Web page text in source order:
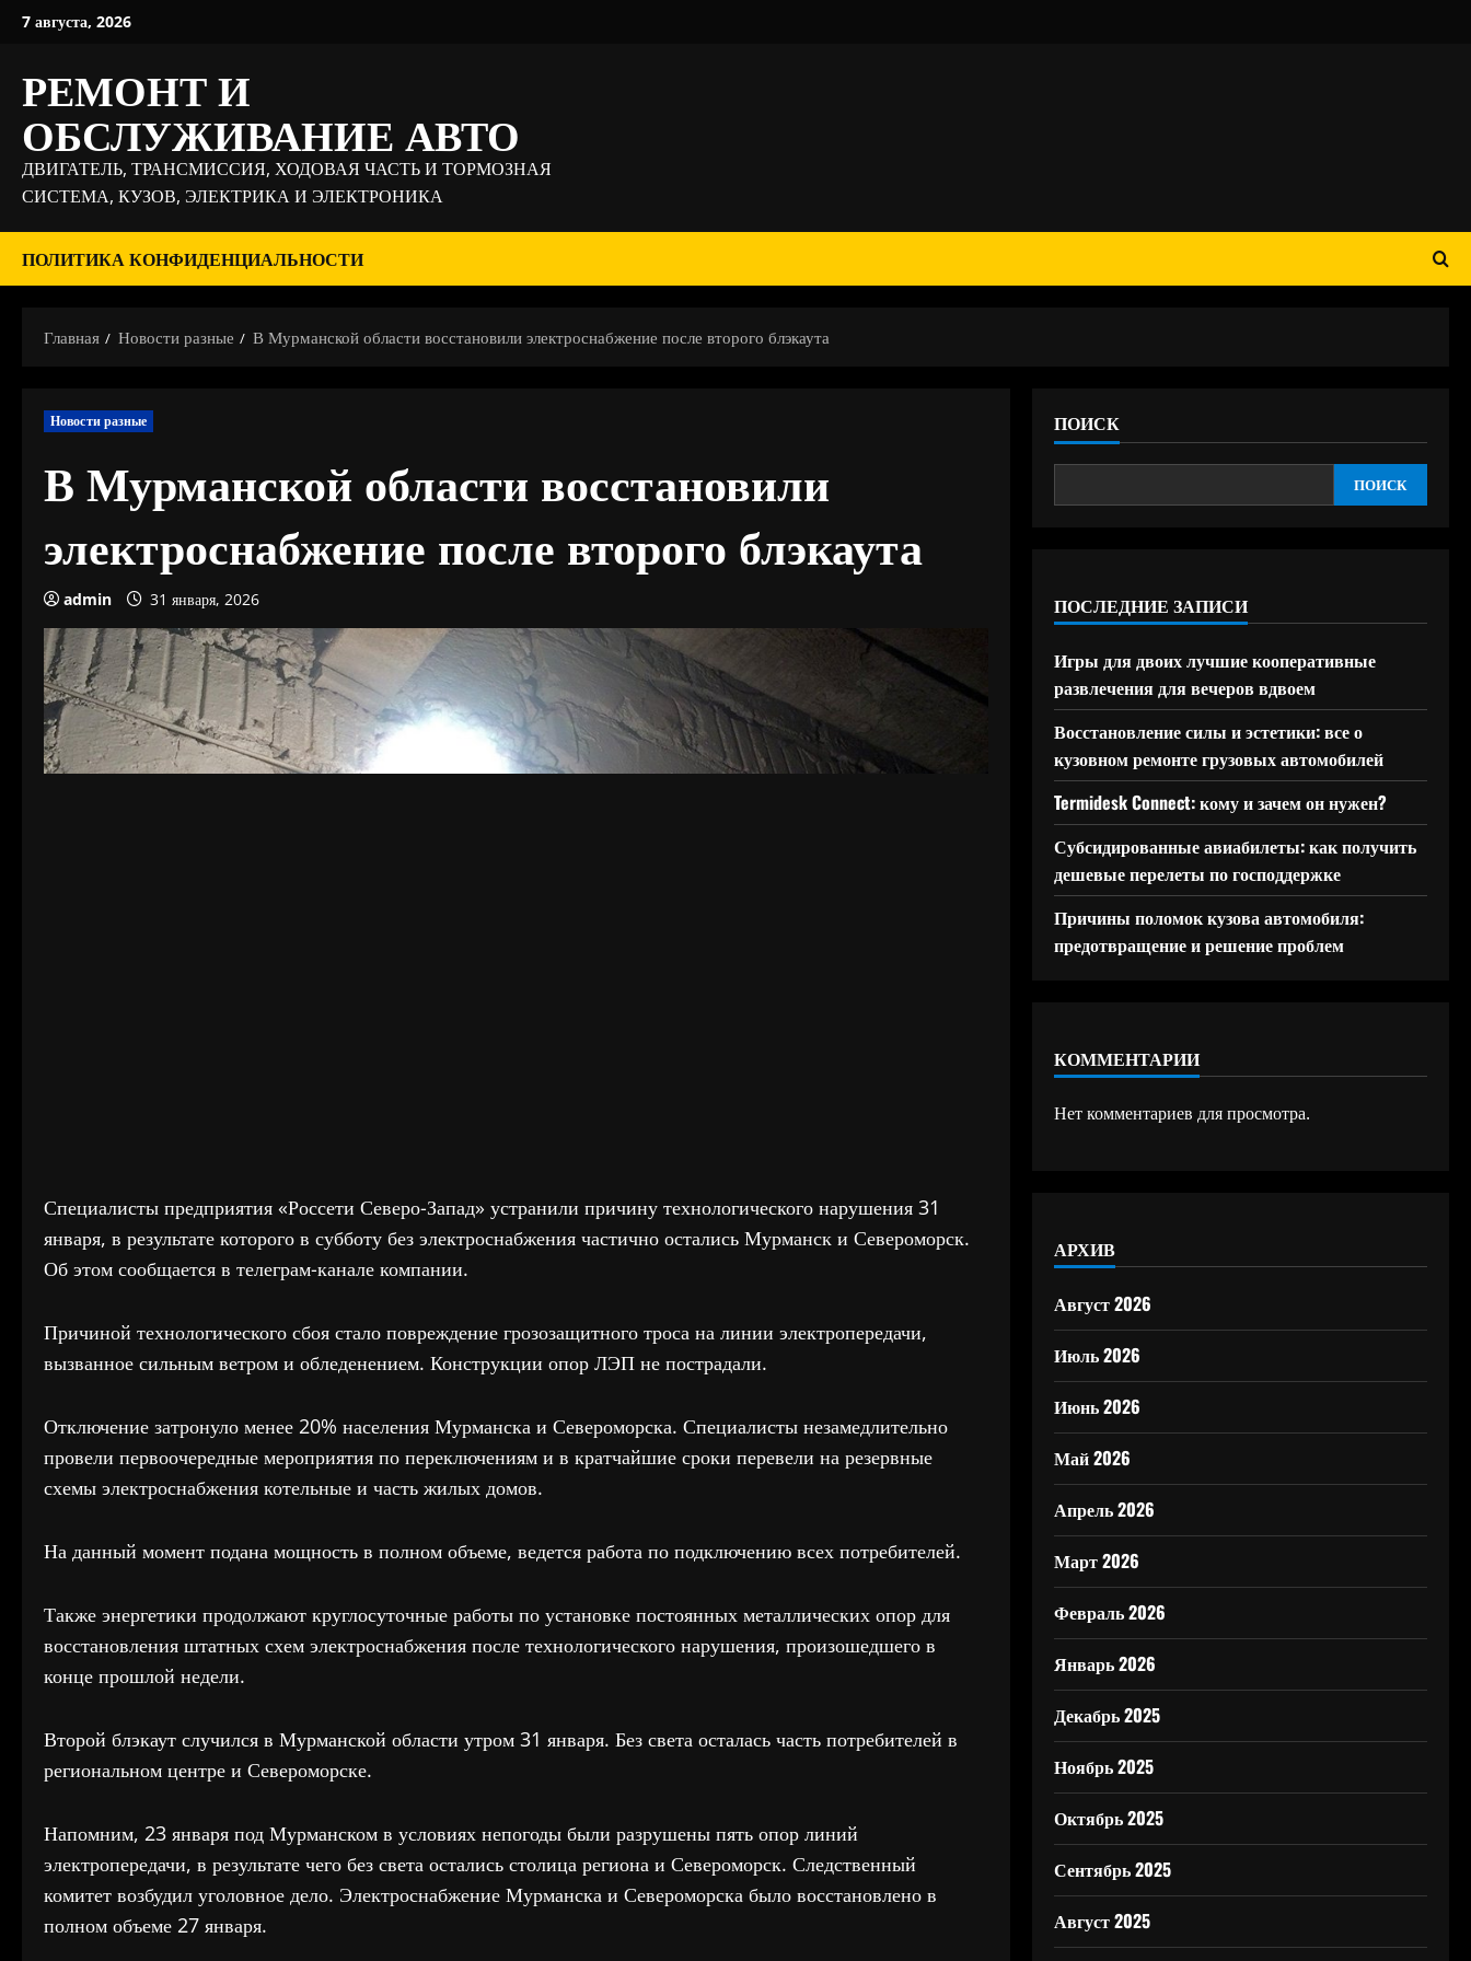
Перейти
7 августа, 2026
РЕМОНТ И
ОБСЛУЖИВАНИЕ АВТО
ДВИГАТЕЛЬ, ТРАНСМИССИЯ, ХОДОВАЯ ЧАСТЬ И ТОРМОЗНАЯ
СИСТЕМА, КУЗОВ, ЭЛЕКТРИКА И ЭЛЕКТРОНИКА
ПОЛИТИКА КОНФИДЕНЦИАЛЬНОСТИ
Главная Новости разные В Мурманской области восстановили электроснабжение после второго блэкаута
Новости разные
В Мурманской области восстановили
электроснабжение после второго блэкаута
admin 31 января, 2026
Специалисты предприятия «Россети Северо-Запад» устранили причину технологического нарушения 31
января, в результате которого в субботу без электроснабжения частично остались Мурманск и Североморск.
Об этом сообщается в телеграм-канале компании.
Причиной технологического сбоя стало повреждение грозозащитного троса на линии электропередачи,
вызванное сильным ветром и обледенением. Конструкции опор ЛЭП не пострадали.
Отключение затронуло менее 20% населения Мурманска и Североморска. Специалисты незамедлительно
провели первоочередные мероприятия по переключениям и в кратчайшие сроки перевели на резервные
схемы электроснабжения котельные и часть жилых домов.
На данный момент подана мощность в полном объеме, ведется работа по подключению всех потребителей.
Также энергетики продолжают круглосуточные работы по установке постоянных металлических опор для
восстановления штатных схем электроснабжения после технологического нарушения, произошедшего в
конце прошлой недели.
Второй блэкаут случился в Мурманской области утром 31 января. Без света осталась часть потребителей в
региональном центре и Североморске.
Напомним, 23 января под Мурманском в условиях непогоды были разрушены пять опор линий
электропередачи, в результате чего без света остались столица региона и Североморск. Следственный
комитет возбудил уголовное дело. Электроснабжение Мурманска и Североморска было восстановлено в
полном объеме 27 января.
ПОИСК
ПОИСК
ПОСЛЕДНИЕ ЗАПИСИ
Игры для двоих лучшие кооперативные
развлечения для вечеров вдвоем
Восстановление силы и эстетики: все о
кузовном ремонте грузовых автомобилей
Termidesk Connect: кому и зачем он нужен?
Субсидированные авиабилеты: как получить
дешевые перелеты по господдержке
Причины поломок кузова автомобиля:
предотвращение и решение проблем
КОММЕНТАРИИ
Нет комментариев для просмотра.
АРХИВ
Август 2026
Июль 2026
Июнь 2026
Май 2026
Апрель 2026
Март 2026
Февраль 2026
Январь 2026
Декабрь 2025
Ноябрь 2025
Октябрь 2025
Сентябрь 2025
Август 2025